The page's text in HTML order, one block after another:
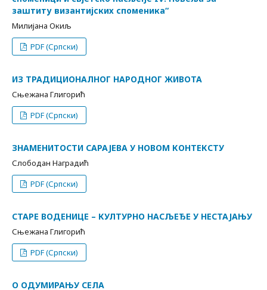
заштиту византијских споменика“
Милијана Окиљ
PDF (Српски)
ИЗ ТРАДИЦИОНАЛНОГ НАРОДНОГ ЖИВОТА
Сњежана Глигорић
PDF (Српски)
ЗНАМЕНИТОСТИ САРАЈЕВА У НОВОМ КОНТЕКСТУ
Слободан Наградић
PDF (Српски)
СТАРЕ ВОДЕНИЦЕ – КУЛТУРНО НАСЉЕЂЕ У НЕСТАЈАЊУ
Сњежана Глигорић
PDF (Српски)
О ОДУМИРАЊУ СЕЛА